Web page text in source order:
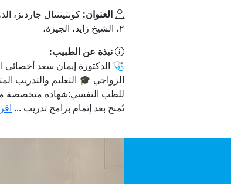
العنوان:
٢، الشيخ زايد، الجيزة،
نبذة عن الطبيب:
🩺 الدكتورة إيمان سعد أخصائي
الزواجي 🎓 التعليم والتدريب
للطب النفسي:شهادة متخصصة
تُمنح بعد إتمام برامج تدريب ...